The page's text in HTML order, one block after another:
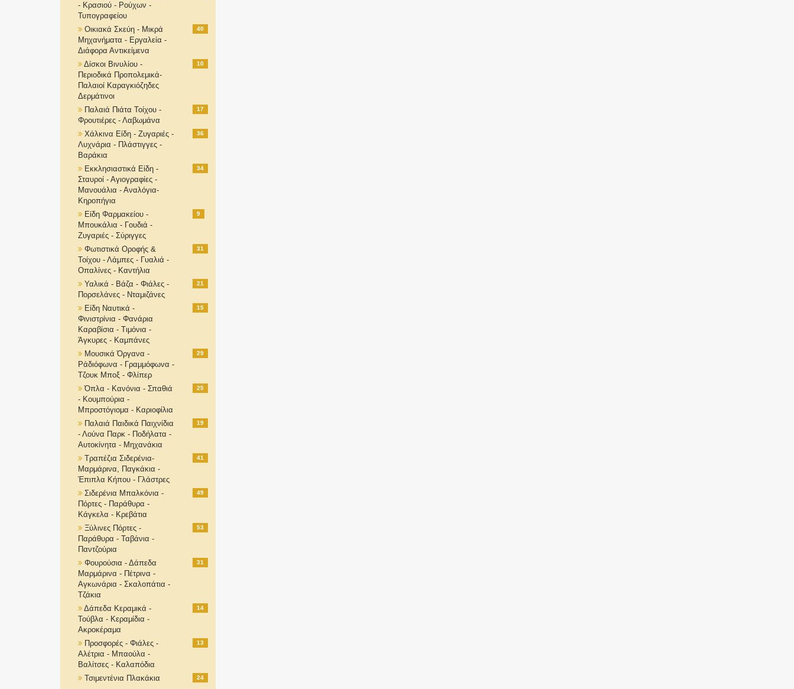
- Κρασιού - Ρούχων -
Τυπογραφείου
Οικιακά Σκεύη - Μικρά
Μηχανήματα - Εργαλεία -
Διάφορα Αντικείμενα
40
Δίσκοι Βινυλίου -
Περιοδικά Προπολεμικά-
Παλαιοί Καραγκιόζηδες
Δερμάτινοι
10
Παλαιά Πιάτα Τοίχου -
Φρουτιέρες - Λαβωμάνα
17
Χάλκινα Είδη - Ζυγαριές -
Λυχνάρια - Πλάστιγγες -
Βαράκια
36
Εκκλησιαστικά Είδη -
Σταυροί - Αγιογραφίες -
Μανουάλια - Αναλόγια-
Κηροπήγια
34
Είδη Φαρμακείου -
Μπουκάλια - Γουδιά -
Ζυγαριές - Σύριγγες
9
Φωτιστικά Οροφής &
Τοίχου - Λάμπες - Γυαλιά -
Οπαλίνες - Καντήλια
31
Υαλικά - Βάζα - Φιάλες -
Πορσελάνες - Νταμιζάνες
21
Είδη Ναυτικά -
Φινιστρίνια - Φανάρια
Καραβίσια - Τιμόνια -
Άγκυρες - Καμπάνες
15
Μουσικά Όργανα -
Ράδιόφωνα - Γραμμόφωνα -
Τζουκ Μποξ - Φλίπερ
29
Όπλα - Κανόνια - Σπαθιά
- Κουμπούρια -
Μπροστόγιομα - Καριοφίλια
25
Παλαιά Παιδικά Παιχνίδια
- Λούνα Παρκ - Ποδήλατα -
Αυτοκίνητα - Μηχανάκια
19
Τραπέζια Σιδερένια-
Μαρμάρινα, Παγκάκια -
Έπιπλα Κήπου - Γλάστρες
41
Σιδερένια Μπαλκόνια -
Πόρτες - Παράθυρα -
Κάγκελα - Κρεβάτια
49
Ξύλινες Πόρτες -
Παράθυρα - Ταβάνια -
Παντζούρια
53
Φουρούσια - Δάπεδα
Μαρμάρινα - Πέτρινα -
Αγκωνάρια - Σκαλοπάτια -
Τζάκια
31
Δάπεδα Κεραμικά -
Τούβλα - Κεραμίδια -
Ακροκέραμα
14
Προσφορές - Φιάλες -
Αλέτρια - Μπαούλα -
Βαλίτσες - Καλαπόδια
13
Τσιμεντένια Πλακάκια 24